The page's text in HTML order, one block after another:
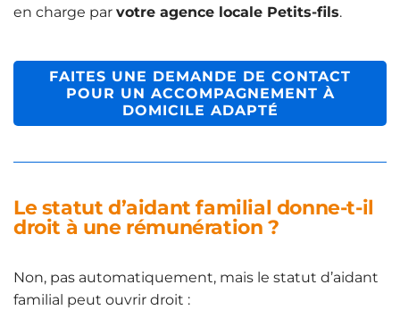
en charge par votre agence locale Petits-fils.
FAITES UNE DEMANDE DE CONTACT
POUR UN ACCOMPAGNEMENT À
DOMICILE ADAPTÉ
Le statut d’aidant familial donne-t-il
droit à une rémunération ?
Non, pas automatiquement, mais le statut d’aidant
familial peut ouvrir droit :